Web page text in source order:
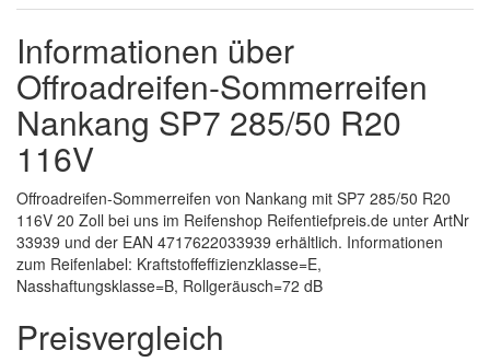
Informationen über
Offroadreifen-Sommerreifen
Nankang SP7 285/50 R20
116V
Offroadreifen-Sommerreifen von Nankang mit SP7 285/50 R20
116V 20 Zoll bei uns im Reifenshop Reifentiefpreis.de unter ArtNr
33939 und der EAN 4717622033939 erhältlich. Informationen
zum Reifenlabel: Kraftstoffeffizienzklasse=E,
Nasshaftungsklasse=B, Rollgeräusch=72 dB
Preisvergleich